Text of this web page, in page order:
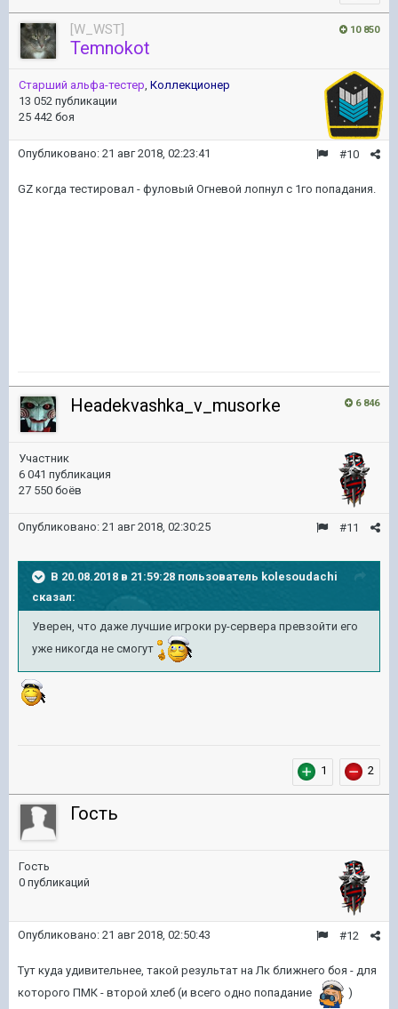
10 850
[W_WST]
Temnokot
Старший альфа-тестер, Коллекционер
13 052 публикации
25 442 боя
#10
Опубликовано: 21 авг 2018, 02:23:41
GZ когда тестировал - фуловый Огневой лопнул с 1го попадания.
6 846
Headekvashka_v_musorke
Участник
6 041 публикация
27 550 боёв
#11
Опубликовано: 21 авг 2018, 02:30:25
В 20.08.2018 в 21:59:28 пользователь kolesoudachi
сказал:
Уверен, что даже лучшие игроки ру-сервера превзойти его
уже никогда не смогут
1 2
Гость
Гость
0 публикаций
#12
Опубликовано: 21 авг 2018, 02:50:43
Тут куда удивительнее, такой результат на Лк ближнего боя - для
которого ПМК - второй хлеб (и всего одно попадание
)